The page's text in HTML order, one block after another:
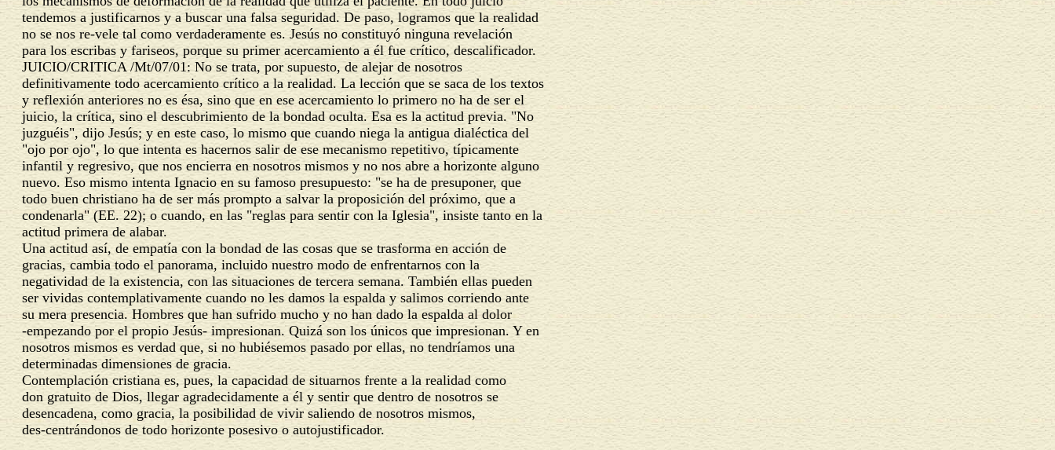
tendemos a justificarnos y a buscar una falsa seguridad. De paso, logramos que la realidad
no se nos re-vele tal como verdaderamente es. Jesús no constituyó ninguna revelación
para los escribas y fariseos, porque su primer acercamiento a él fue crítico, descalificador.
JUICIO/CRITICA /Mt/07/01: No se trata, por supuesto, de alejar de nosotros
definitivamente todo acercamiento crítico a la realidad. La lección que se saca de los textos
y reflexión anteriores no es ésa, sino que en ese acercamiento lo primero no ha de ser el
juicio, la crítica, sino el descubrimiento de la bondad oculta. Esa es la actitud previa. "No
juzguéis", dijo Jesús; y en este caso, lo mismo que cuando niega la antigua dialéctica del
"ojo por ojo", lo que intenta es hacernos salir de ese mecanismo repetitivo, típicamente
infantil y regresivo, que nos encierra en nosotros mismos y no nos abre a horizonte alguno
nuevo. Eso mismo intenta Ignacio en su famoso presupuesto: "se ha de presuponer, que
todo buen christiano ha de ser más prompto a salvar la proposición del próximo, que a
condenarla" (EE. 22); o cuando, en las "reglas para sentir con la Iglesia", insiste tanto en la
actitud primera de alabar.
Una actitud así, de empatía con la bondad de las cosas que se trasforma en acción de
gracias, cambia todo el panorama, incluido nuestro modo de enfrentarnos con la
negatividad de la existencia, con las situaciones de tercera semana. También ellas pueden
ser vividas contemplativamente cuando no les damos la espalda y salimos corriendo ante
su mera presencia. Hombres que han sufrido mucho y no han dado la espalda al dolor
-empezando por el propio Jesús- impresionan. Quizá son los únicos que impresionan. Y en
nosotros mismos es verdad que, si no hubiésemos pasado por ellas, no tendríamos una
determinadas dimensiones de gracia.
Contemplación cristiana es, pues, la capacidad de situarnos frente a la realidad como
don gratuito de Dios, llegar agradecidamente a él y sentir que dentro de nosotros se
desencadena, como gracia, la posibilidad de vivir saliendo de nosotros mismos,
des-centrándonos de todo horizonte posesivo o autojustificador.